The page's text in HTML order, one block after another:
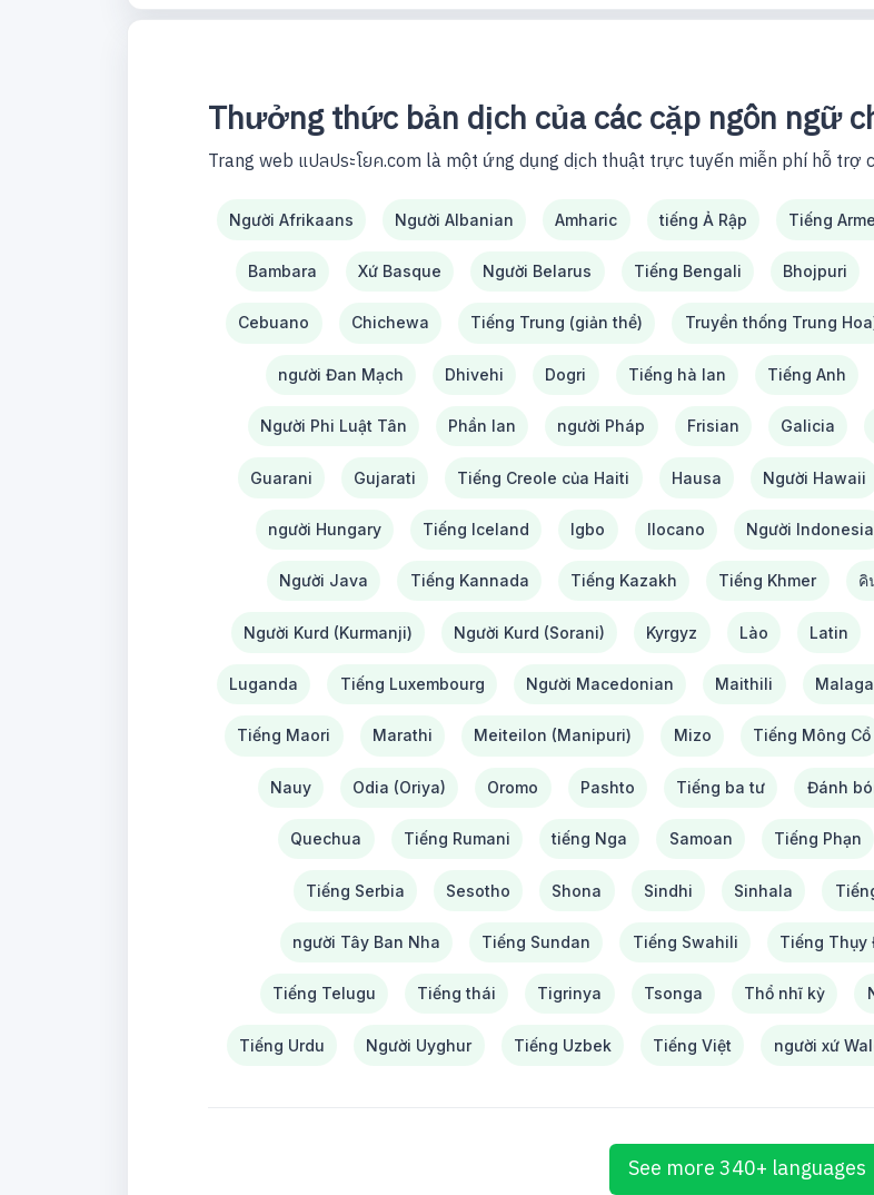
Thưởng thức bản dịch của các cặp ngôn ngữ
Trang web แปลประโยค.com là một ứng dụng dịch thuật trực tuyến miễn phí hỗ
Người Afrikaans Người Albanian Amharic tiếng Ả Rập Tiếng
Bambara Xứ Basque Người Belarus Tiếng Bengali Bhojpuri
Cebuano Chichewa Tiếng Trung (giản thể) Truyền thống Trung
người Đan Mạch Dhivehi Dogri Tiếng hà lan Tiếng Anh
Người Phi Luật Tân Phần lan người Pháp Frisian Galicia
Guarani Gujarati Tiếng Creole của Haiti Hausa Người Hawaii
người Hungary Tiếng Iceland Igbo Ilocano Người Indonesia
Người Java Tiếng Kannada Tiếng Kazakh Tiếng Khmer คิ
Người Kurd (Kurmanji) Người Kurd (Sorani) Kyrgyz Lào Latin
Luganda Tiếng Luxembourg Người Macedonian Maithili
Tiếng Maori Marathi Meiteilon (Manipuri) Mizo Tiếng Mông Cổ
Nauy Odia (Oriya) Oromo Pashto Tiếng ba tư Đánh
Quechua Tiếng Rumani tiếng Nga Samoan Tiếng Phạn
Tiếng Serbia Sesotho Shona Sindhi Sinhala
người Tây Ban Nha Tiếng Sundan Tiếng Swahili Tiếng Thụy
Tiếng Telugu Tiếng thái Tigrinya Tsonga Thổ nhĩ kỳ
Tiếng Urdu Người Uyghur Tiếng Uzbek Tiếng Việt người xứ
See more 340+ languages